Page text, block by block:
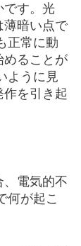
です。光
薄暗い点で
正常に動
めることが
ように見
を引き起
電気的不
何が起こ